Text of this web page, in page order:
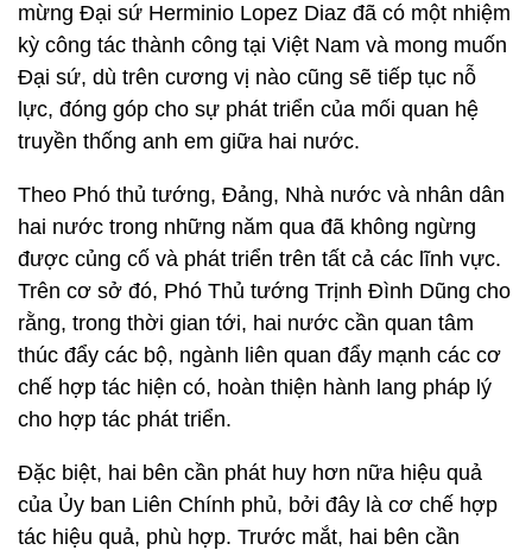
mừng Đại sứ Herminio Lopez Diaz đã có một nhiệm
kỳ công tác thành công tại Việt Nam và mong muốn
Đại sứ, dù trên cương vị nào cũng sẽ tiếp tục nỗ
lực, đóng góp cho sự phát triển của mối quan hệ
truyền thống anh em giữa hai nước.
Theo Phó thủ tướng, Đảng, Nhà nước và nhân dân
hai nước trong những năm qua đã không ngừng
được củng cố và phát triển trên tất cả các lĩnh vực.
Trên cơ sở đó, Phó Thủ tướng Trịnh Đình Dũng cho
rằng, trong thời gian tới, hai nước cần quan tâm
thúc đẩy các bộ, ngành liên quan đẩy mạnh các cơ
chế hợp tác hiện có, hoàn thiện hành lang pháp lý
cho hợp tác phát triển.
Đặc biệt, hai bên cần phát huy hơn nữa hiệu quả
của Ủy ban Liên Chính phủ, bởi đây là cơ chế hợp
tác hiệu quả, phù hợp. Trước mắt, hai bên cần